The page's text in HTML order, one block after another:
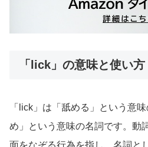
「lick」の意味と使い方
「lick」は「舐める」という意
め」という意味の名詞です。動
面をなぞる行為を指し、名詞と